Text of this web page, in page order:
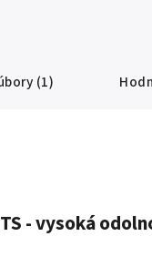
(1)
- vysoká